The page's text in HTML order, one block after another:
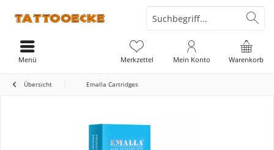
Warenkorb
Merkzettel Mein Konto
Menü
Übersicht Emalla Cartridges